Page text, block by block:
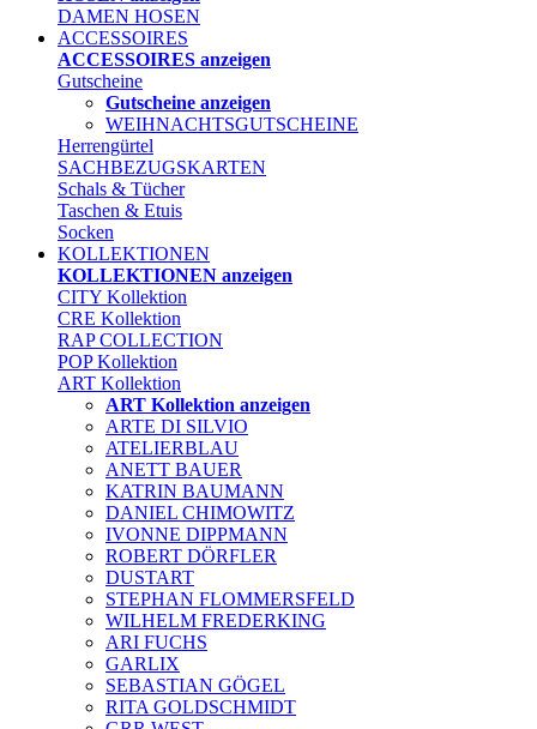
DAMEN HOSEN
ACCESSOIRES
ACCESSOIRES anzeigen
Gutscheine
Gutscheine anzeigen
WEIHNACHTSGUTSCHEINE
Herrengürtel
SACHBEZUGSKARTEN
Schals & Tücher
Taschen & Etuis
Socken
KOLLEKTIONEN
KOLLEKTIONEN anzeigen
CITY Kollektion
CRE Kollektion
RAP COLLECTION
POP Kollektion
ART Kollektion
ART Kollektion anzeigen
ARTE DI SILVIO
ATELIERBLAU
ANETT BAUER
KATRIN BAUMANN
DANIEL CHIMOWITZ
IVONNE DIPPMANN
ROBERT DÖRFLER
DUSTART
STEPHAN FLOMMERSFELD
WILHELM FREDERKING
ARI FUCHS
GARLIX
SEBASTIAN GÖGEL
RITA GOLDSCHMIDT